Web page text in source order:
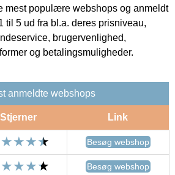
mest populære webshops og anmeldt
til 5 ud fra bl.a. deres prisniveau,
brugervenlighed,
og betalingsmuligheder.
anmeldte webshops
Stjerner Link
Besøg webshop
Besøg webshop